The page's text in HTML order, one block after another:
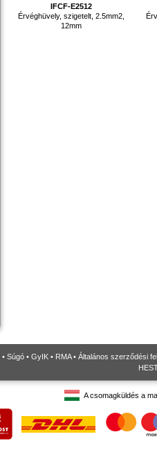
IFCF-E2512
Érvéghüvely, szigetelt, 2.5mm2,
12mm
• Súgó • GyIK • RMA• Általános szerződési
A csomagküldés a